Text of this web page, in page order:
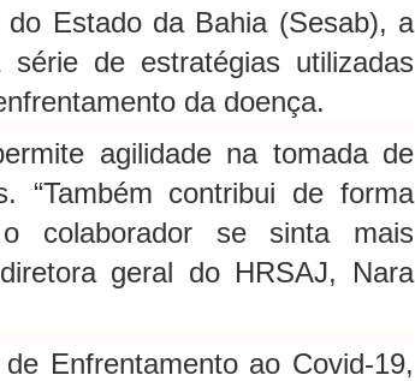
Estado da Bahia (Sesab), a
de estratégias utilizadas
da doença.
agilidade na tomada de
“Também contribui de forma
colaborador se sinta mais
geral do HRSAJ, Nara
Enfrentamento ao Covid-19,